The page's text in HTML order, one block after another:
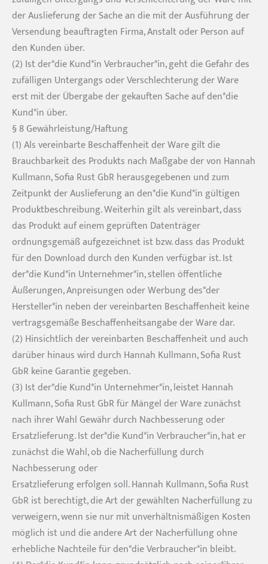
der Auslieferung der Sache an die mit der Ausführung der
Versendung beauftragten Firma, Anstalt oder Person auf
den Kunden über.
(2) Ist der*die Kund*in Verbraucher*in, geht die Gefahr des
zufälligen Untergangs oder Verschlechterung der Ware
erst mit der Übergabe der gekauften Sache auf den*die
Kund*in über.
§ 8 Gewährleistung/Haftung
(1) Als vereinbarte Beschaffenheit der Ware gilt die
Brauchbarkeit des Produkts nach Maßgabe der von Hannah
Kullmann, Sofia Rust GbR herausgegebenen und zum
Zeitpunkt der Auslieferung an den*die Kund*in gültigen
Produktbeschreibung. Weiterhin gilt als vereinbart, dass
das Produkt auf einem geprüften Datenträger
ordnungsgemäß aufgezeichnet ist bzw. dass das Produkt
für den Download durch den Kunden verfügbar ist. Ist
der*die Kund*in Unternehmer*in, stellen öffentliche
Äußerungen, Anpreisungen oder Werbung des*der
Hersteller*in neben der vereinbarten Beschaffenheit keine
vertragsgemäße Beschaffenheitsangabe der Ware dar.
(2) Hinsichtlich der vereinbarten Beschaffenheit und auch
darüber hinaus wird durch Hannah Kullmann, Sofia Rust
GbR keine Garantie gegeben.
(3) Ist der*die Kund*in Unternehmer*in, leistet Hannah
Kullmann, Sofia Rust GbR für Mängel der Ware zunächst
nach ihrer Wahl Gewähr durch Nachbesserung oder
Ersatzlieferung. Ist der*die Kund*in Verbraucher*in, hat er
zunächst die Wahl, ob die Nacherfüllung durch
Nachbesserung oder
Ersatzlieferung erfolgen soll. Hannah Kullmann, Sofia Rust
GbR ist berechtigt, die Art der gewählten Nacherfüllung zu
verweigern, wenn sie nur mit unverhältnismäßigen Kosten
möglich ist und die andere Art der Nacherfüllung ohne
erhebliche Nachteile für den*die Verbraucher*in bleibt.